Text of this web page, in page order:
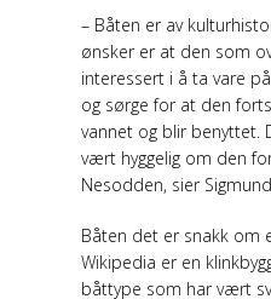
– Båten er av
ønsker er at den som
interessert i å ta vare
og sørge for at den
vannet og blir benyttet.
vært hyggelig om den
Nesodden, sier
Båten det er snakk om
Wikipedia er en
båttype som har vært